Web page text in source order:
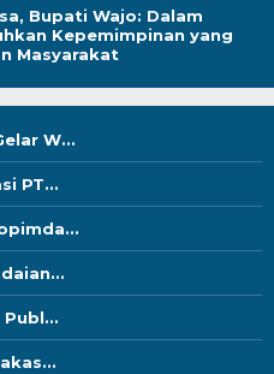
Bupati Wajo: Dalam
Kepemimpinan yang
Masyarakat
W...
PT...